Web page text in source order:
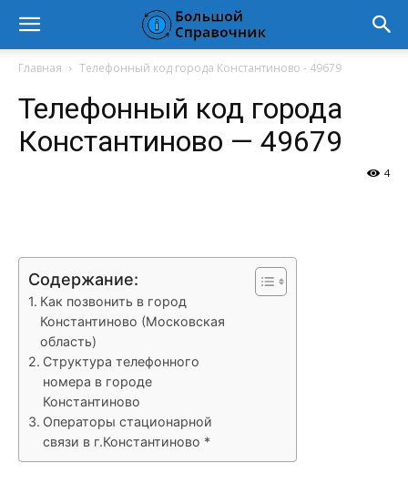
Главная Телефонный код города Константиново - 49679
Телефонный код города
Константиново — 49679
4
Содержание:
Как позвонить в город
Константиново (Московская
область)
Структура телефонного
номера в городе
Константиново
Операторы стационарной
связи в г.Константиново *